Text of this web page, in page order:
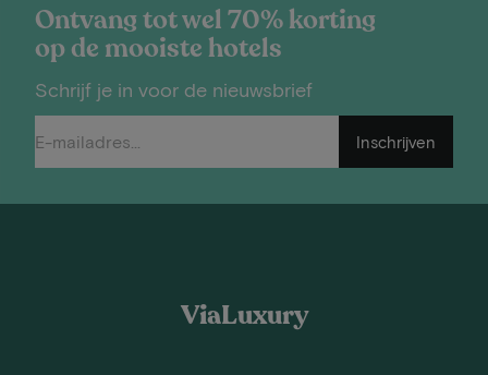
Ontvang tot wel 70% korting
op de mooiste hotels
Schrijf je in voor de nieuwsbrief
Inschrijven
ViaLuxury